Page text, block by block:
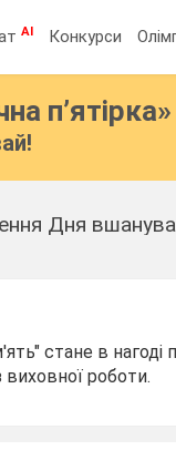
AI Конкурси
п’ятірка»
стане в нагоді
роботи.